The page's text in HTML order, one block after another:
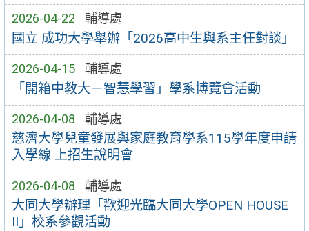
2026-04-22 輔導處
國立 成功大學舉辦「2026高中生與系主任對談」
2026-04-15 輔導處
「開箱中教大－智慧學習」學系博覽會活動
2026-04-08 輔導處
慈濟大學兒童發展與家庭教育學系115學年度申請
入學線 上招生說明會
2026-04-08 輔導處
大同大學辦理「歡迎光臨大同大學OPEN HOUSE
II」校系參觀活動